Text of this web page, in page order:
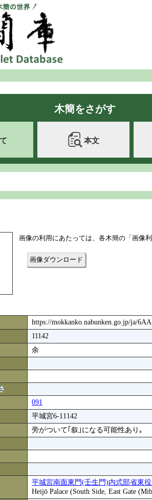
木簡をさがす
本文
画像の利用にあたっては、各木簡の「画像
画像ダウンロード
https://mokkanko.nabunken.go.jp/ja/
11142
余
091
平城宮6-11142
旁がついて｢叙｣になる可能性あり｡
平城宮南面東門(壬生門)内式部省東
Heijō Palace (South Side, East Gate